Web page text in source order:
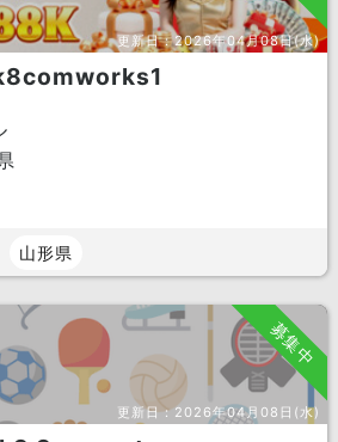
更新日：2026年04月08日(水)
山形県
募集中
更新日：2026年04月08日(水)